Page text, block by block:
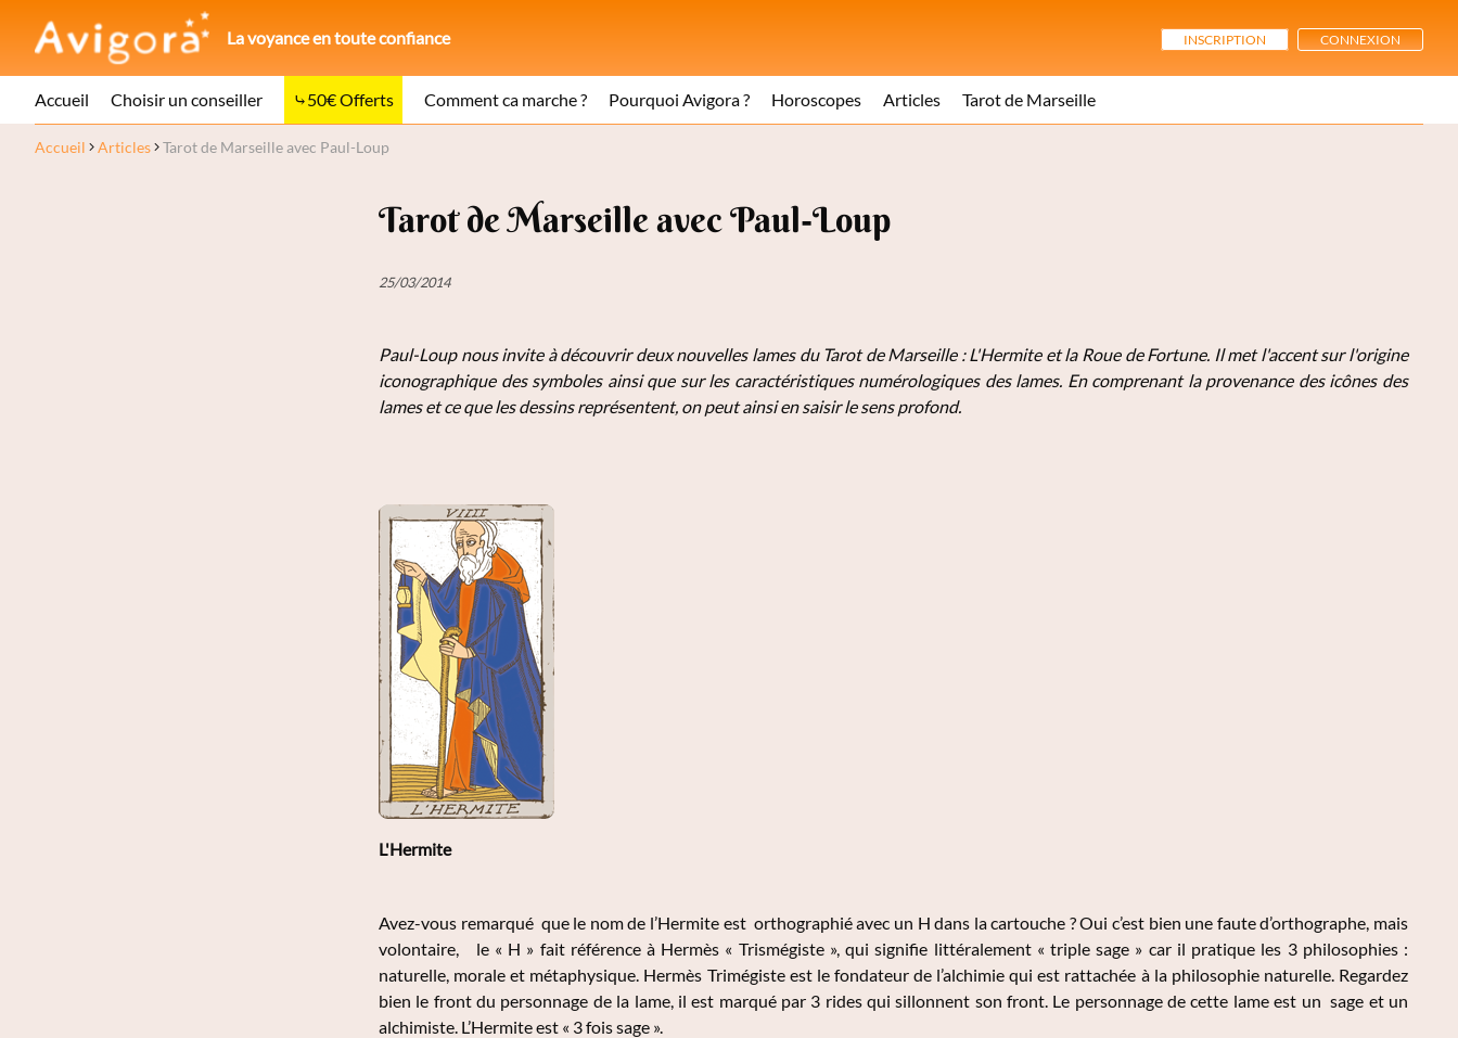
La voyance en toute confiance INSCRIPTION CONNEXION
Accueil Choisir un conseiller 50€ Offerts Comment ca marche ? Pourquoi Avigora ? Horoscopes Articles Tarot de Marseille
Accueil Articles Tarot de Marseille avec Paul-Loup
Tarot de Marseille avec Paul-Loup
25/03/2014
Paul-Loup nous invite à découvrir deux nouvelles lames du Tarot de Marseille : L'Hermite et la Roue de Fortune. Il met l'accent sur l'origine
iconographique des symboles ainsi que sur les caractéristiques numérologiques des lames. En comprenant la provenance des icônes des
lames et ce que les dessins représentent, on peut ainsi en saisir le sens profond.
L'Hermite
Avez-vous remarqué que le nom de l’Hermite est orthographié avec un H dans la cartouche ? Oui c’est bien une faute d’orthographe, mais
volontaire, le « H » fait référence à Hermès « Trismégiste », qui signifie littéralement « triple sage » car il pratique les 3 philosophies :
naturelle, morale et métaphysique. Hermès Trimégiste est le fondateur de l’alchimie qui est rattachée à la philosophie naturelle. Regardez
bien le front du personnage de la lame, il est marqué par 3 rides qui sillonnent son front. Le personnage de cette lame est un sage et un
alchimiste. L’Hermite est « 3 fois sage ».